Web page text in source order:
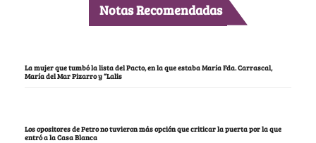
Notas Recomendadas
La mujer que tumbó la lista del Pacto, en la que estaba María Fda. Carrascal,
María del Mar Pizarro y “Lalis
Los opositores de Petro no tuvieron más opción que criticar la puerta por la que
entró a la Casa Blanca